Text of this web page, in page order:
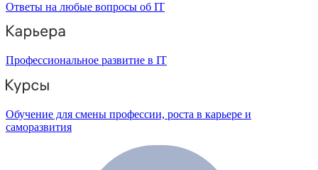
Ответы на любые вопросы об IT
Профессиональное развитие в IT
Обучение для смены профессии, роста в карьере и
саморазвития